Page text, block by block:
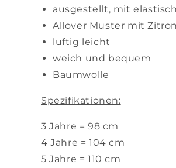
ausgestellt, mit
Allover Muster mit
luftig leicht
weich und bequem
Baumwolle
Spezifikationen:
3 Jahre = 98 cm
4 Jahre = 104 cm
5 Jahre = 110 cm